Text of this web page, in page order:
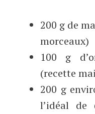
200 g de
morceaux)
100 g
(recette
200 g
l’idéal de